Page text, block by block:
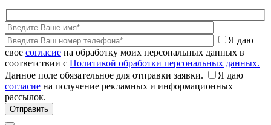
Я даю
свое согласие на обработку моих персональных данных в
соответствии с Политикой обработки персональных данных.
Данное поле обязательное для отправки заявки.
Я даю
согласие на получение рекламных и информационных
рассылок.